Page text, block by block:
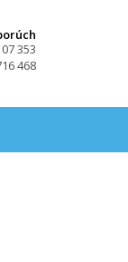
353
468